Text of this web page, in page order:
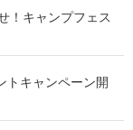
！キャンプフェス
トキャンペーン開